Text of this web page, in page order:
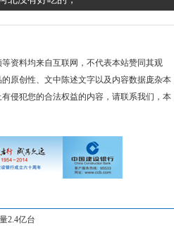
资料均来自互联网，不代表本站赞同其观
原创性、文中陈述文字以及内容数据庞杂本
侵犯您的合法权益的内容，请联系我们，本
2.4亿台